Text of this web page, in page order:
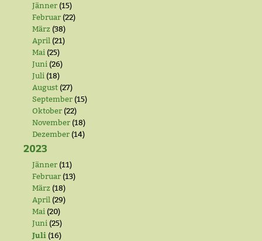
Jänner (15)
Februar (22)
März (38)
April (21)
Mai (25)
Juni (26)
Juli (18)
August (27)
September (15)
Oktober (22)
November (18)
Dezember (14)
2023
Jänner (11)
Februar (13)
März (18)
April (29)
Mai (20)
Juni (25)
Juli (16)